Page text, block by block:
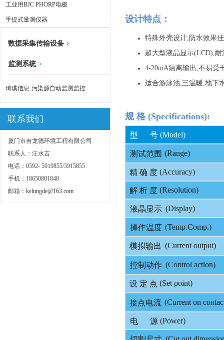
工业用BJC PHORP电极
手提式量测仪器
数据采集传输设备 >
监测系统 >
琦璞信息-污染源自动监测监控
联系我们
厦门市吉龙德环境工程有限公司
联系人：汪水吉
电话：0592- 5919855/5915855
手机：18650801848
邮箱： kelungde@163.com
设计特点：
特殊外壳设计,防水效果
超大型液晶显示(LCD),
4-20mA隔离输出,不易受
适合游泳池,三温暖,地下
规 格 (Specifications):
型 号 (Model)
测试范围 (Range)
精 确 度 (Accuracy)
解 析 度 (Resolution)
液晶显示 (Display)
操作温度 (Temp.Comp.)
模拟输出 (Current output)
控制动作 (Control action)
设 定 点 (Set point)
接点电流 (Current on conta
电 源 (Power)